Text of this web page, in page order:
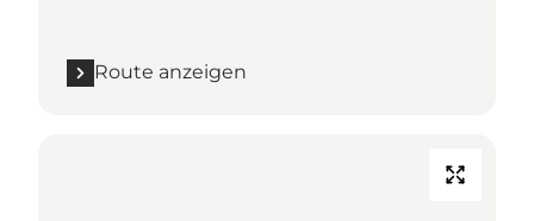
Route anzeigen